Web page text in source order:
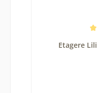
Etagere